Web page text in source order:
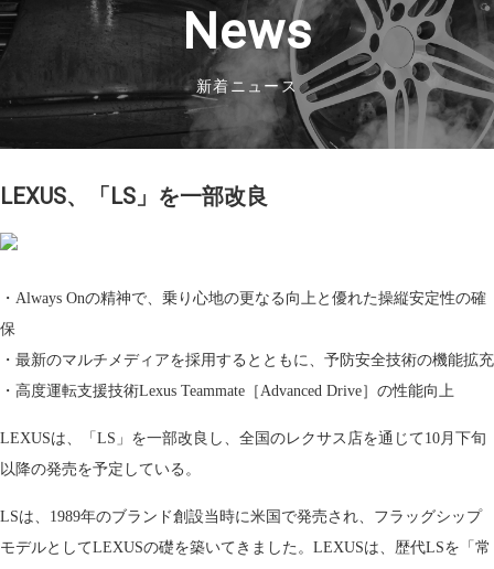
News
新着ニュース
LEXUS、「LS」を一部改良
・Always Onの精神で、乗り心地の更なる向上と優れた操縦安定性の確
保
・最新のマルチメディアを採用するとともに、予防安全技術の機能拡充
・高度運転支援技術Lexus Teammate［Advanced Drive］の性能向上
LEXUSは、「LS」を一部改良し、全国のレクサス店を通じて10月下旬
以降の発売を予定している。
LSは、1989年のブランド創設当時に米国で発売され、フラッグシップ
モデルとしてLEXUSの礎を築いてきました。LEXUSは、歴代LSを「常